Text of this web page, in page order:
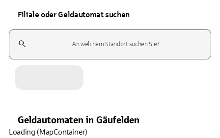
Filiale oder Geldautomat suchen
Suchfeld
Geldautomaten in Gäufelden
Loading (MapContainer)